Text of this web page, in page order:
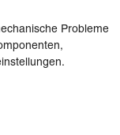
Probleme